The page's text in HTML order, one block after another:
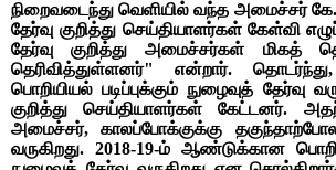
நிறைவடைந்து வெளியில் வந்த அமைச்சர்
தேர்வு குறித்து செய்தியாளர்கள் கேள்வி
தேர்வு குறித்து அமைச்சர்கள் மிகத்
தெரிவித்துள்ளனர்" என்றார்.
பொறியியல் படிப்புக்கும் நுழைவுத் தேர்வு
குறித்து செய்தியாளர்கள் கேட்டனர்.
அமைச்சர், காலப்போக்குக்கு
வருகிறது. 2018-19-ம் ஆண்டுக்கான